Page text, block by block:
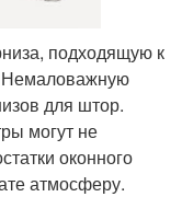
подходящую к
Немаловажную
для штор.
могут не
оконного
атмосферу.